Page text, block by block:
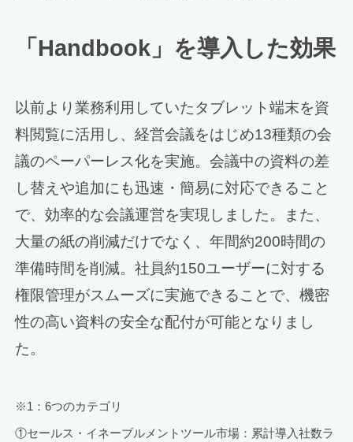
「Handbook」を導入した効果
以前より業務利用していたタブレット端末を資
料閲覧に活用し、経営会議をはじめ13種類の会
議のペーパーレス化を実施。会議中の資料の差
し替えや追加にも迅速・簡易に対応できること
で、効率的な会議運営を実現しました。また、
大量の紙の削減だけでなく、年間約200時間の
準備時間を削減。社員約150ユーザーに対する
権限管理がスムーズに実施できることで、機密
性の高い資料の安全な配付が可能となりまし
た。
※1：6つのカテゴリ
①セールス・イネーブルメントツール市場：累計導入社数ラ